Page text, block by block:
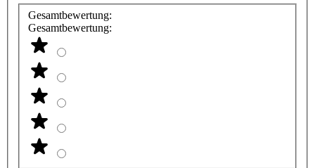
Gesamtbewertung:
Gesamtbewertung: